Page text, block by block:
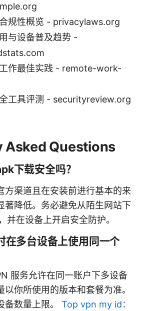
规性概览 - privacylaws.org
与设备普及趋势 -
作最佳实践 - remote-work-
工具评测 - securityreview.org
Asked Questions
下载安全吗？
方渠道且在安装前进行基本的来
著降低。务必避免从陌生网站下
并在设备上开启安全防护。
在多台设备上使用同一个
服务允许在同一账户下多设备
你所使用的版本和套餐为准。
备数量上限。 Top vpn my id：